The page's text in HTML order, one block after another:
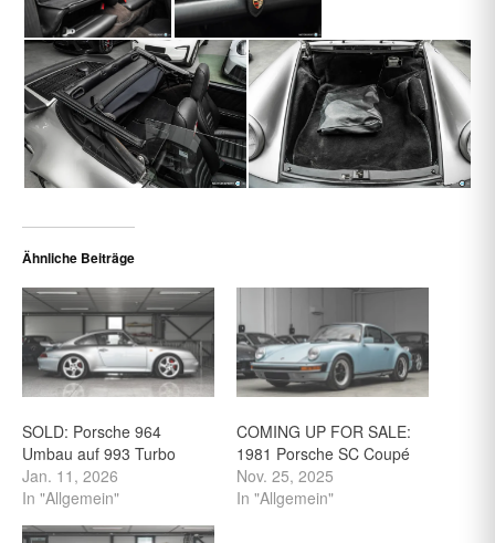
Ähnliche Beiträge
SOLD: Porsche 964
Umbau auf 993 Turbo
Jan. 11, 2026
In "Allgemein"
COMING UP FOR SALE:
1981 Porsche SC Coupé
Nov. 25, 2025
In "Allgemein"